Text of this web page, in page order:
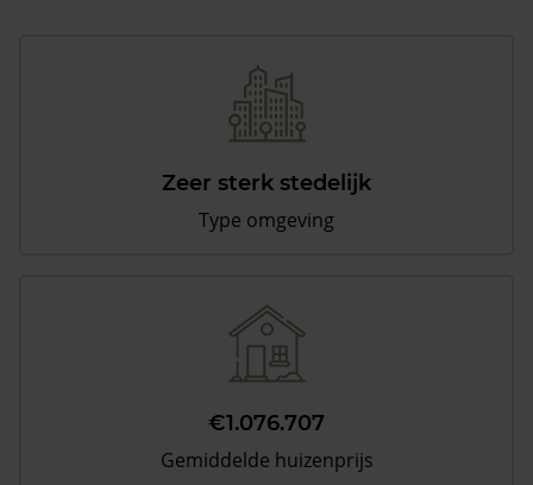
Zeer sterk stedelijk
Type omgeving
€1.076.707
Gemiddelde huizenprijs